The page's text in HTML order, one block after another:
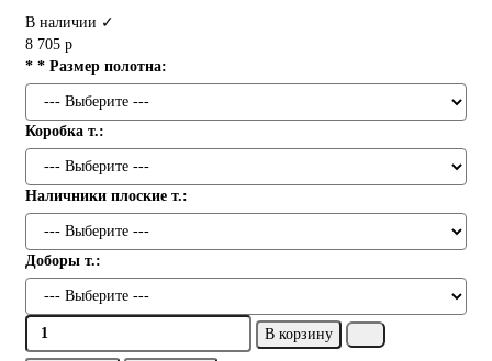
В наличии ✓
8 705 р
* * Размер полотна:
Коробка т.:
Наличники плоские т.:
Доборы т.:
В корзину